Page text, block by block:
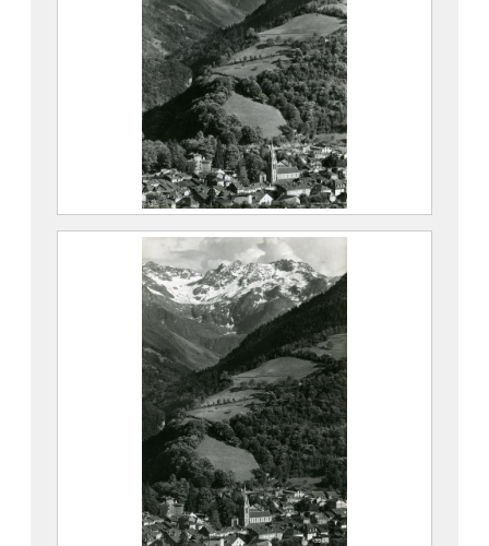
CE2020.1.361
Vue d’Allevard et du Glacier du Gleyzin
Maison Alpine
Maison Alpine
CE2020.1.362